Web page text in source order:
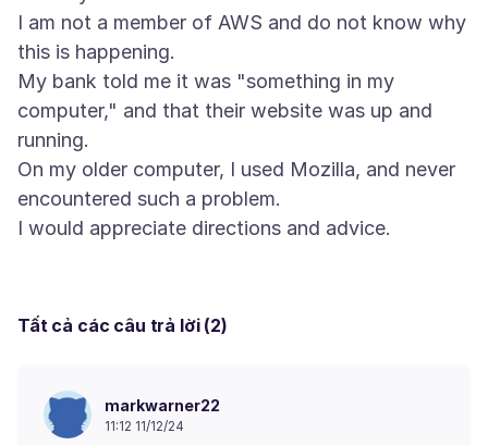
I am not a member of AWS and do not know why
this is happening.
My bank told me it was "something in my
computer," and that their website was up and
running.
On my older computer, I used Mozilla, and never
encountered such a problem.
Tất cả các câu trả lời (2)
markwarner22
11:12 11/12/24